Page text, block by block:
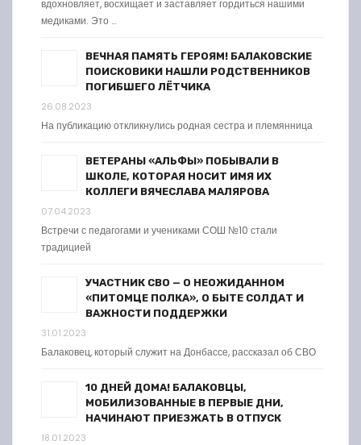
вдохновляет, восхищает и заставляет гордиться нашими
медиками. Это …
ВЕЧНАЯ ПАМЯТЬ ГЕРОЯМ! БАЛАКОВСКИЕ
ПОИСКОВИКИ НАШЛИ РОДСТВЕННИКОВ
ПОГИБШЕГО ЛЁТЧИКА
26.08.2023
На публикацию откликнулись родная сестра и племянница
ВЕТЕРАНЫ «АЛЬФЫ» ПОБЫВАЛИ В
ШКОЛЕ, КОТОРАЯ НОСИТ ИМЯ ИХ
КОЛЛЕГИ ВЯЧЕСЛАВА МАЛЯРОВА
07.04.2023
Встречи с педагогами и учениками СОШ №10 стали
традицией
УЧАСТНИК СВО — О НЕОЖИДАННОМ
«ПИТОМЦЕ ПОЛКА», О БЫТЕ СОЛДАТ И
ВАЖНОСТИ ПОДДЕРЖКИ
31.01.2023
Балаковец, который служит на Донбассе, рассказал об СВО
10 ДНЕЙ ДОМА! БАЛАКОВЦЫ,
МОБИЛИЗОВАННЫЕ В ПЕРВЫЕ ДНИ,
НАЧИНАЮТ ПРИЕЗЖАТЬ В ОТПУСК
18.01.2023